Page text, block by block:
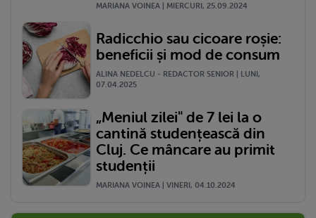
MARIANA VOINEA | MIERCURI, 25.09.2024
Radicchio sau cicoare roșie:
beneficii și mod de consum
ALINA NEDELCU - REDACTOR SENIOR | LUNI,
07.04.2025
„Meniul zilei" de 7 lei la o
cantină studențească din
Cluj. Ce mâncare au primit
studenții
MARIANA VOINEA | VINERI, 04.10.2024